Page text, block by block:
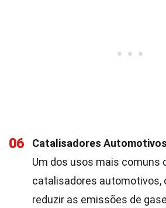
06
Catalisadores Automotivos
Um dos usos mais comuns
catalisadores automotivos,
reduzir as emissões de